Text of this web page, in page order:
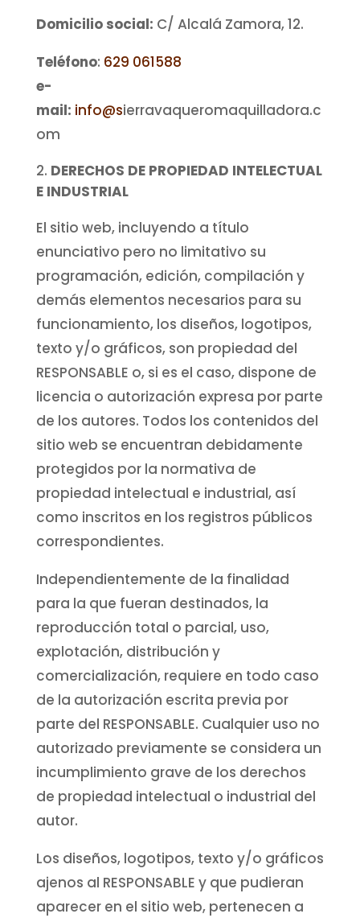
Domicilio social: C/ Alcalá Zamora, 12.
Teléfono: 629 061588
e-
mail: info@sierravaqueromaquilladora.c
om
DERECHOS DE PROPIEDAD INTELECTUAL
E INDUSTRIAL
El sitio web, incluyendo a título
enunciativo pero no limitativo su
programación, edición, compilación y
demás elementos necesarios para su
funcionamiento, los diseños, logotipos,
texto y/o gráficos, son propiedad del
RESPONSABLE o, si es el caso, dispone de
licencia o autorización expresa por parte
de los autores. Todos los contenidos del
sitio web se encuentran debidamente
protegidos por la normativa de
propiedad intelectual e industrial, así
como inscritos en los registros públicos
correspondientes.
Independientemente de la finalidad
para la que fueran destinados, la
reproducción total o parcial, uso,
explotación, distribución y
comercialización, requiere en todo caso
de la autorización escrita previa por
parte del RESPONSABLE. Cualquier uso no
autorizado previamente se considera un
incumplimiento grave de los derechos
de propiedad intelectual o industrial del
autor.
Los diseños, logotipos, texto y/o gráficos
ajenos al RESPONSABLE y que pudieran
aparecer en el sitio web, pertenecen a